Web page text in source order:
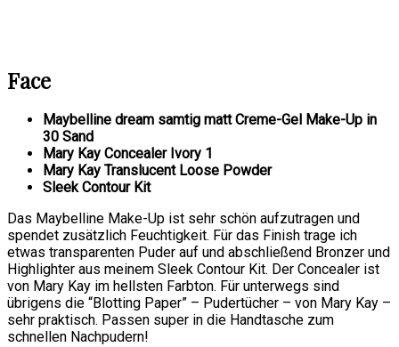
Face
Maybelline dream samtig matt Creme-Gel Make-Up in
30 Sand
Mary Kay Concealer Ivory 1
Mary Kay Translucent Loose Powder
Sleek Contour Kit
Das Maybelline Make-Up ist sehr schön aufzutragen und
spendet zusätzlich Feuchtigkeit. Für das Finish trage ich
etwas transparenten Puder auf und abschließend Bronzer und
Highlighter aus meinem Sleek Contour Kit. Der Concealer ist
von Mary Kay im hellsten Farbton. Für unterwegs sind
übrigens die “Blotting Paper” – Pudertücher – von Mary Kay –
sehr praktisch. Passen super in die Handtasche zum
schnellen Nachpudern!